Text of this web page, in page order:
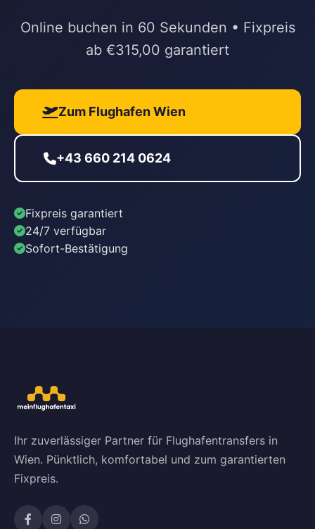
Online buchen in 60 Sekunden • Fixpreis
ab €315,00 garantiert
Zum Flughafen Wien
+43 660 214 0624
Fixpreis garantiert
24/7 verfügbar
Sofort-Bestätigung
Ihr zuverlässiger Partner für Flughafentransfers in
Wien. Pünktlich, komfortabel und zum garantierten
Fixpreis.